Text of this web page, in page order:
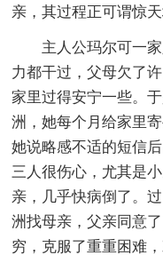
亲，其过程正可谓惊
主人公玛尔可一
力都干过，父母欠了
家里过得安宁一些。
洲，她每个月给家里
她说略感不适的短信
三人很伤心，尤其是
亲，几乎快病倒了。
洲找母亲，父亲同意
穷，克服了重重困难